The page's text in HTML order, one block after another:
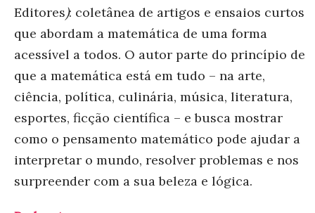
Editores): coletânea de artigos e ensaios curtos
que abordam a matemática de uma forma
acessível a todos. O autor parte do princípio de
que a matemática está em tudo – na arte,
ciência, política, culinária, música, literatura,
esportes, ficção científica – e busca mostrar
como o pensamento matemático pode ajudar a
interpretar o mundo, resolver problemas e nos
surpreender com a sua beleza e lógica.